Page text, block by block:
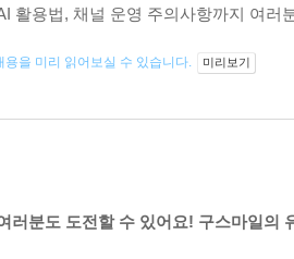
활용법, 채널 운영 주의사항까지 여러
용을 미리 읽어보실 수 있습니다. 미리보기
러분도 도전할 수 있어요! 구스마일의